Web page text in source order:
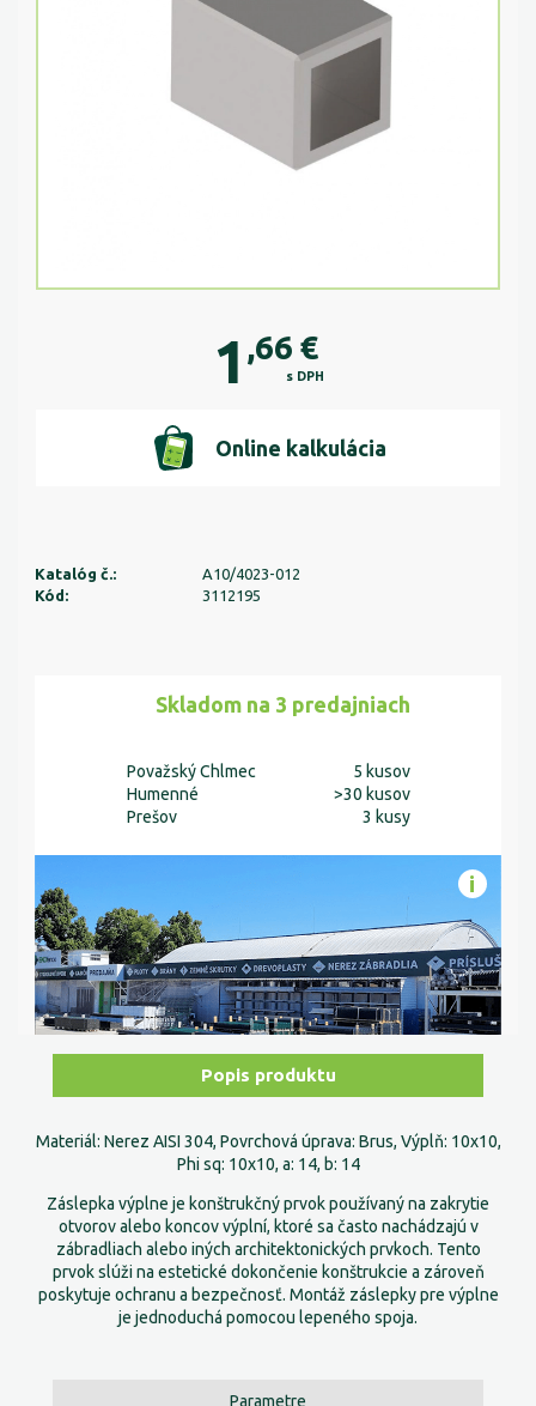
1 ,66 €
s DPH
Online kalkulácia
Katalóg č.:
A10/4023-012
Kód:
3112195
Skladom na 3 predajniach
Považský Chlmec
5 kusov
Humenné
>30 kusov
Prešov
3 kusy
Popis produktu
Materiál: Nerez AISI 304, Povrchová úprava: Brus, Výplň: 10x10,
Phi sq: 10x10, a: 14, b: 14
Záslepka výplne je konštrukčný prvok používaný na zakrytie
otvorov alebo koncov výplní, ktoré sa často nachádzajú v
zábradliach alebo iných architektonických prvkoch. Tento
prvok slúži na estetické dokončenie konštrukcie a zároveň
poskytuje ochranu a bezpečnosť. Montáž záslepky pre výplne
je jednoduchá pomocou lepeného spoja.
Parametre